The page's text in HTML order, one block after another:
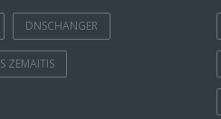
DNSCHANGER
ZEMAITIS